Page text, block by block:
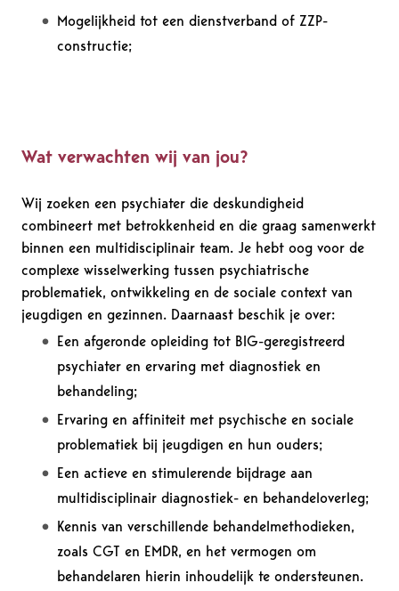
Mogelijkheid tot een dienstverband of ZZP-
constructie;
Wat verwachten wij van jou?
Wij zoeken een psychiater die deskundigheid
combineert met betrokkenheid en die graag samenwerkt
binnen een multidisciplinair team. Je hebt oog voor de
complexe wisselwerking tussen psychiatrische
problematiek, ontwikkeling en de sociale context van
jeugdigen en gezinnen. Daarnaast beschik je over:
Een afgeronde opleiding tot BIG-geregistreerd
psychiater en ervaring met diagnostiek en
behandeling;
Ervaring en affiniteit met psychische en sociale
problematiek bij jeugdigen en hun ouders;
Een actieve en stimulerende bijdrage aan
multidisciplinair diagnostiek- en behandeloverleg;
Kennis van verschillende behandelmethodieken,
zoals CGT en EMDR, en het vermogen om
behandelaren hierin inhoudelijk te ondersteunen.